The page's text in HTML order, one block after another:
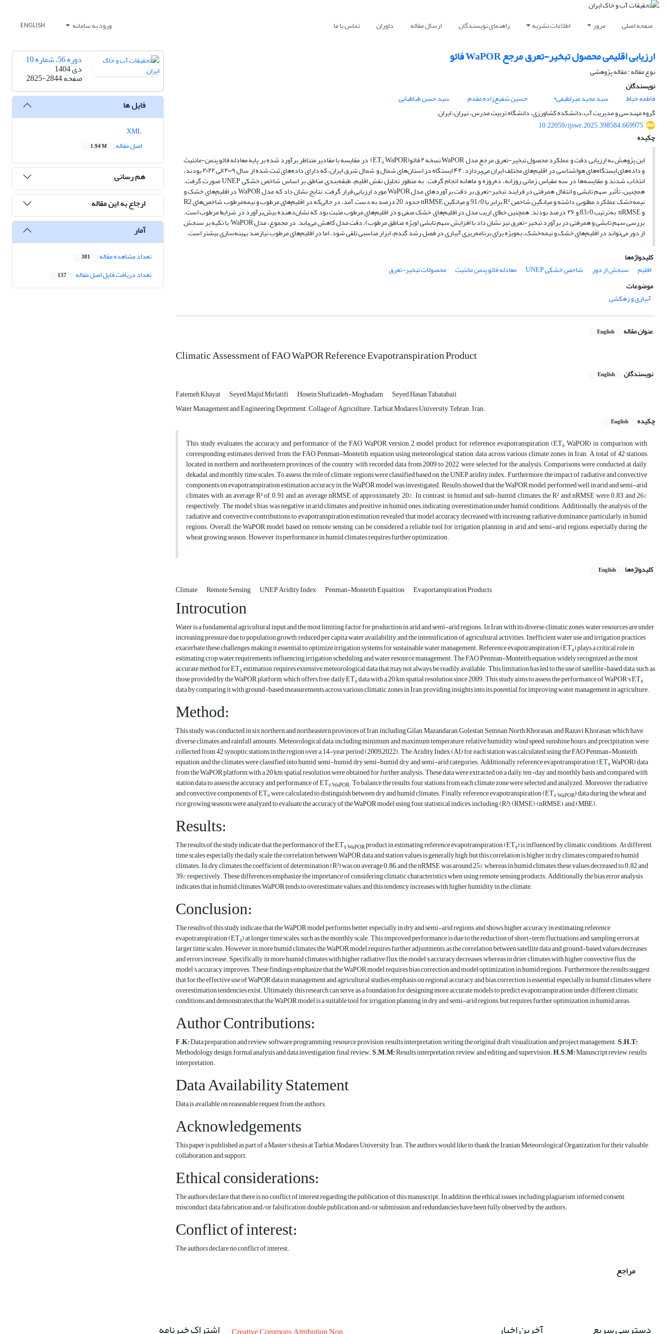
صفحه اصلی مرور اطلاعات نشریه راهنمای نویسندگان ارسال مقاله داوران تماس با ما ورود به سامانه ENGLISH
ارزیابی اقلیمی محصول تبخیر-تعرق مرجع WaPOR فائو
نوع مقاله : مقاله پژوهشی
نویسندگان
فاطمه خیاط
سید مجید میرلطیفی* حسین شفیع‌زاده مقدم
سید حسن طباطبایی
گروه مهندسی و مدیریت آب،دانشکده کشاورزی، دانشگاه تربیت مدرس، تهران، ایران.
10.22059/ijswr.2025.398584.669975
چکیده
این پژوهش به ارزیابی دقت و عملکرد محصول تبخیر-تعرق مرجع مدل WaPOR نسخه ۲ فائو(ET₀ WaPOR) در مقایسه با مقادیر متناظر برآورد ‌شده بر پایه معادله فائو پنمن-مانتیث
و داده‌های ایستگاه‌های هواشناسی در اقلیم‌های مختلف ایران می‌پردازد. ۴۲ ایستگاه در استان‌های شمال و شمال شرق ایران، که دارای داده‌های ثبت شده از سال ۲۰۰۹ الی ۲۰۲۲ بودند،
انتخاب شدند و مقایسه‌ها در سه مقیاس زمانی روزانه، ده‌روزه و ماهانه انجام گرفت. به ‌منظور تحلیل نقش اقلیم، طبقه‌بندی مناطق بر اساس شاخص خشکی UNEP صورت گرفت.
همچنین، تأثیر سهم تابشی و انتقال همرفتی در فرایند تبخیر-تعرق بر دقت برآوردهای مدل WaPOR مورد ارزیابی قرار گرفت. نتایج نشان داد که مدل WaPOR در اقلیم‌های خشک و
نیمه‌خشک عملکرد مطلوبی داشته و میانگین شاخص R² برابر با 91/0 و میانگین nRMSE حدود 20 درصد به دست آمد، در حالی‌که در اقلیم‌های مرطوب و نیمه‌مرطوب شاخص‌های R2
و nRMSE به‌ترتیب 83/0 و ۲۶ درصد بودند. همچنین خطای اریب مدل در اقلیم‌های خشک منفی و در اقلیم‌های مرطوب مثبت بود که نشان‌دهنده بیش‌برآورد در شرایط مرطوب است.
بررسی سهم تابشی و همرفتی در برآورد تبخیر-تعرق نیز نشان داد با افزایش سهم تابشی (ویژه مناطق مرطوب)، دقت مدل کاهش می‌یابد. در مجموع، مدل WaPOR با تکیه بر سنجش
از دور می‌تواند در اقلیم‌های خشک و نیمه‌خشک، به‌ویژه برای برنامه‌ریزی آبیاری در فصل رشد گندم، ابزار مناسبی تلقی شود، اما در اقلیم‌های مرطوب نیازمند بهینه‌سازی بیشتر است.
کلیدواژه‌ها
اقلیم
سنجش از دور شاخص خشکی UNEP معادله فائو پنمن مانتیث
محصولات تبخیر-تعرق
موضوعات
آبیاری و زهکشی
عنوان مقاله English
Climatic Assessment of FAO WaPOR Reference Evapotranspiration Product
نویسندگان English
Fatemeh Khayat Seyed Majid Mirlatifi Hosein Shafizadeh-Moghadam
Seyed Hasan Tabatabaii
Water Management and Engineering Deprtment. Collage of Agriculture. Tarbiat Modares University, Tehran. Iran.
چکیده
English
This study evaluates the accuracy and performance of the FAO WaPOR version 2 model product for reference evapotranspiration (ET₀ WaPOR) in comparison with
corresponding estimates derived from the FAO Penman-Monteith equation using meteorological station data across various climate zones in Iran. A total of 42 stations
located in northern and northeastern provinces of the country, with recorded data from 2009 to 2022, were selected for the analysis. Comparisons were conducted at daily,
dekadal, and monthly time scales. To assess the role of climate, regions were classified based on the UNEP aridity index. Furthermore, the impact of radiative and convective
components on evapotranspiration estimation accuracy in the WaPOR model was investigated. Results showed that the WaPOR model performed well in arid and semi-arid
climates, with an average R² of 0.91 and an average nRMSE of approximately 20%. In contrast, in humid and sub-humid climates, the R² and nRMSE were 0.83 and 26%,
respectively. The model's bias was negative in arid climates and positive in humid ones, indicating overestimation under humid conditions. Additionally, the analysis of the
radiative and convective contributions to evapotranspiration estimation revealed that model accuracy decreased with increasing radiative dominance, particularly in humid
regions. Overall, the WaPOR model, based on remote sensing, can be considered a reliable tool for irrigation planning in arid and semi-arid regions, especially during the
wheat growing season. However, its performance in humid climates requires further optimization.
کلیدواژه‌ها English
Climate Remote Sensing UNEP Aridity Index Penman-Monteith Equaition Evaportanspiration Products
Introcution
Water is a fundamental agricultural input and the most limiting factor for production in arid and semi-arid regions. In Iran, with its diverse climatic zones, water resources are under
increasing pressure due to population growth, reduced per capita water availability, and the intensification of agricultural activities. Inefficient water use and irrigation practices
exacerbate these challenges, making it essential to optimize irrigation systems for sustainable water management. Reference evapotranspiration (ET₀) plays a critical role in
estimating crop water requirements, influencing irrigation scheduling and water resource management. The FAO Penman-Monteith equation, widely recognized as the most
accurate method for ET₀ estimation, requires extensive meteorological data that may not always be readily available. This limitation has led to the use of satellite-based data, such as
those provided by the WaPOR platform, which offers free, daily ET₀ data with a 20 km spatial resolution since 2009. This study aims to assess the performance of WaPOR's ET₀
data by comparing it with ground-based measurements across various climatic zones in Iran, providing insights into its potential for improving water management in agriculture.
Method:
This study was conducted in six northern and northeastern provinces of Iran, including Gilan, Mazandaran, Golestan, Semnan, North Khorasan, and Razavi Khorasan, which have
diverse climates and rainfall amounts. Meteorological data, including minimum and maximum temperature, relative humidity, wind speed, sunshine hours, and precipitation, were
collected from 42 synoptic stations in the region over a 14-year period (2009–2022). The Aridity Index (AI) for each station was calculated using the FAO Penman-Monteith
equation, and the climates were classified into humid, semi-humid, dry semi-humid, dry, and semi-arid categories. Additionally, reference evapotranspiration (ET₀ WaPOR) data
from the WaPOR platform with a 20 km spatial resolution were obtained for further analysis. These data were extracted on a daily, ten-day, and monthly basis and compared with
station data to assess the accuracy and performance of ET₀WaPOR. To balance the results, four stations from each climate zone were selected and analyzed. Moreover, the radiative
and convective components of ET₀ were calculated to distinguish between dry and humid climates. Finally, reference evapotranspiration (ET₀WaPOR) data during the wheat and
rice growing seasons were analyzed to evaluate the accuracy of the WaPOR model using four statistical indices, including (R²), (RMSE), (nRMSE), and (MBE).
Results:
The results of the study indicate that the performance of the ET₀WaPORproduct in estimating reference evapotranspiration (ET₀) is influenced by climatic conditions. At different
time scales, especially the daily scale, the correlation between WaPOR data and station values is generally high, but this correlation is higher in dry climates compared to humid
climates. In dry climates, the coefficient of determination (R²) was on average 0.86, and the nRMSE was around 25%, whereas in humid climates, these values decreased to 0.82 and
39%, respectively. These differences emphasize the importance of considering climatic characteristics when using remote sensing products. Additionally, the bias error analysis
indicates that in humid climates, WaPOR tends to overestimate values, and this tendency increases with higher humidity in the climate.
Conclusion:
The results of this study indicate that the WaPOR model performs better, especially in dry and semi-arid regions, and shows higher accuracy in estimating reference
evapotranspiration (ET₀) at longer time scales, such as the monthly scale. This improved performance is due to the reduction of short-term fluctuations and sampling errors at
larger time scales. However, in more humid climates, the WaPOR model requires further adjustments, as the correlation between satellite data and ground-based values decreases
and errors increase. Specifically, in more humid climates with higher radiative flux, the model's accuracy decreases, whereas in drier climates with higher convective flux, the
model's accuracy improves. These findings emphasize that the WaPOR model requires bias correction and model optimization in humid regions. Furthermore, the results suggest
that for the effective use of WaPOR data in management and agricultural studies, emphasis on regional accuracy and bias correction is essential, especially in humid climates where
overestimation tendencies exist. Ultimately, this research can serve as a foundation for designing more accurate models to predict evapotranspiration under different climatic
conditions and demonstrates that the WaPOR model is a suitable tool for irrigation planning in dry and semi-arid regions, but requires further optimization in humid areas.
Author Contributions:
F.K:Data preparation and review, software programming, resource provision, results interpretation, writing the original draft, visualization, and project management.S.H.T:
Methodology design, formal analysis and data investigation, final review.S.M.M:Results interpretation, review, and editing and supervision.H.S.M:Manuscript review, results
interpretation.
Data Availability Statement
Data is available on reasonable request from the authors.
Acknowledgements
This paper is published as part of a Master's thesis at Tarbiat Modares University, Iran. The authors would like to thank the Iranian Meteorological Organization for their valuable
collaboration and support.
Ethical considerations:
The authors declare that there is no conflict of interest regarding the publication of this manuscript. In addition, the ethical issues, including plagiarism, informed consent,
misconduct, data fabrication and/or falsification, double publication and/or submission, and redundancies have been fully observed by the authors.
Conflict of interest:
The authors declare no conflict of interest.
مراجع
دوره 56، شماره 10
دی 1404
صفحه2825-2844
فایل ها
اصل مقاله
1.94 M
هم رسانی
ارجاع به این مقاله
آمار
تعداد مشاهده مقاله 381
تعداد دریافت فایل اصل مقاله 137
دسترسی سریع آخرین اخبار اشتراک خبرنامه